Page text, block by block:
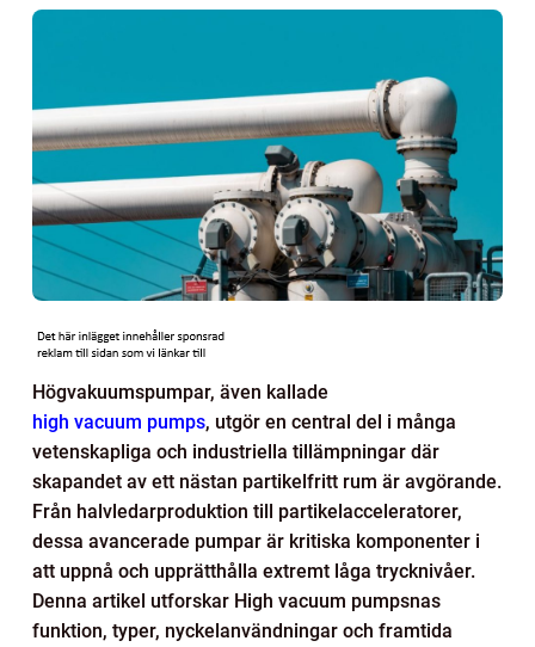
Högvakuumspumpar, även kallade
high vacuum pumps, utgör en central del i många
vetenskapliga och industriella tillämpningar där
skapandet av ett nästan partikelfritt rum är avgörande.
Från halvledarproduktion till partikelacceleratorer,
dessa avancerade pumpar är kritiska komponenter i
att uppnå och upprätthålla extremt låga trycknivåer.
Denna artikel utforskar High vacuum pumpsnas
funktion, typer, nyckelanvändningar och framtida